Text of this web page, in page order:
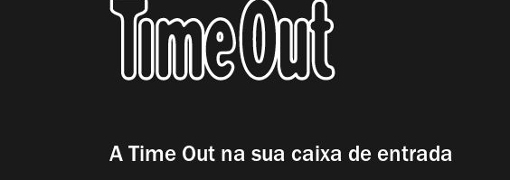
A Time Out na sua caixa de entrada